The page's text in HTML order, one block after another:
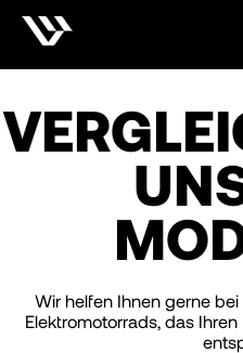
Wir helfen Ihnen gerne
Elektromotorrads, das